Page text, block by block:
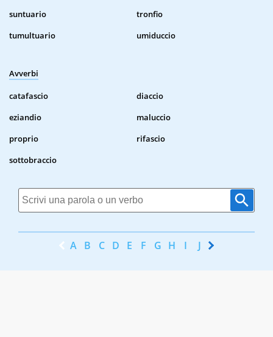
suntuario
tronfio
tumultuario
umiduccio
Avverbi
catafascio
diaccio
eziandio
maluccio
proprio
rifascio
sottobraccio
A B C D E F G H I J K